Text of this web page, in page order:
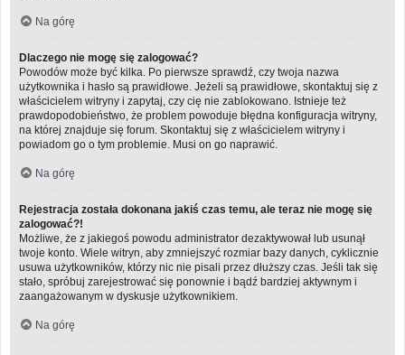
Na górę
Dlaczego nie mogę się zalogować?
Powodów może być kilka. Po pierwsze sprawdź, czy twoja nazwa
użytkownika i hasło są prawidłowe. Jeżeli są prawidłowe, skontaktuj się z
właścicielem witryny i zapytaj, czy cię nie zablokowano. Istnieje też
prawdopodobieństwo, że problem powoduje błędna konfiguracja witryny,
na której znajduje się forum. Skontaktuj się z właścicielem witryny i
powiadom go o tym problemie. Musi on go naprawić.
Na górę
Rejestracja została dokonana jakiś czas temu, ale teraz nie mogę się
zalogować?!
Możliwe, że z jakiegoś powodu administrator dezaktywował lub usunął
twoje konto. Wiele witryn, aby zmniejszyć rozmiar bazy danych, cyklicznie
usuwa użytkowników, którzy nic nie pisali przez dłuższy czas. Jeśli tak się
stało, spróbuj zarejestrować się ponownie i bądź bardziej aktywnym i
zaangażowanym w dyskusje użytkownikiem.
Na górę